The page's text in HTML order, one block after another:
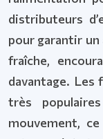
distributeurs
pour garantir
fraîche,
davantage. Les
très
mouvement,